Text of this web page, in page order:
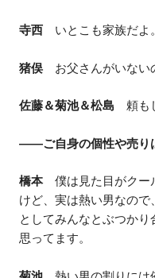
寺西 いとこも家族だよ。
猪俣 お父さんがいない
佐藤＆菊池＆松島 頼も
——ご自身の個性や売り
橋本僕は見た目がクー
けど、実は熱い男なの
としてみんなとぶつか
思ってます。